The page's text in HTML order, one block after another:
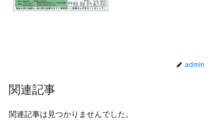
admin
関連記事
関連記事は見つかりませんでした。